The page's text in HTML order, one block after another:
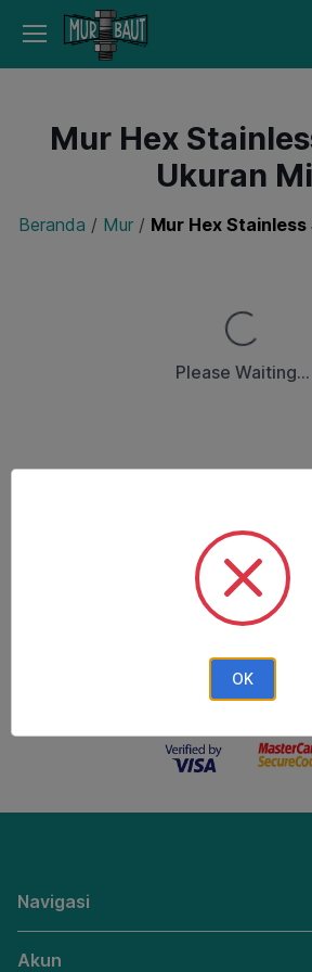
Mur Hex
Ukuran
Beranda / Mur/ Mur Hex
Loading...
Please Waiting...
Metode
Navigasi
Akun
OK